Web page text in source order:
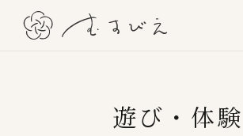
遊び・体験